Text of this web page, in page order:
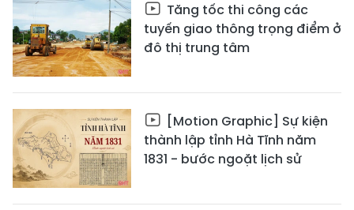
Tăng tốc thi công các
tuyến giao thông trọng điểm ở
đô thị trung tâm
[Motion Graphic] Sự kiện
thành lập tỉnh Hà Tĩnh năm
1831 - bước ngoặt lịch sử